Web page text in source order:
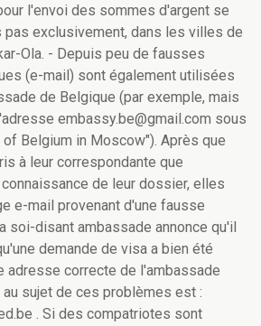
l'envoi des sommes d'argent se
pas exclusivement, dans les villes de
Ola. - Depuis peu de fausses
(e-mail) sont également utilisées
de Belgique (par exemple, mais
embassy.be@gmail.com sous
of Belgium in Moscow"). Après que
à leur correspondante que
de leur dossier, elles
e-mail provenant d'une fausse
soi-disant ambassade annonce qu'il
demande de visa a bien été
adresse correcte de l'ambassade
sujet de ces problèmes est :
. Si des compatriotes sont